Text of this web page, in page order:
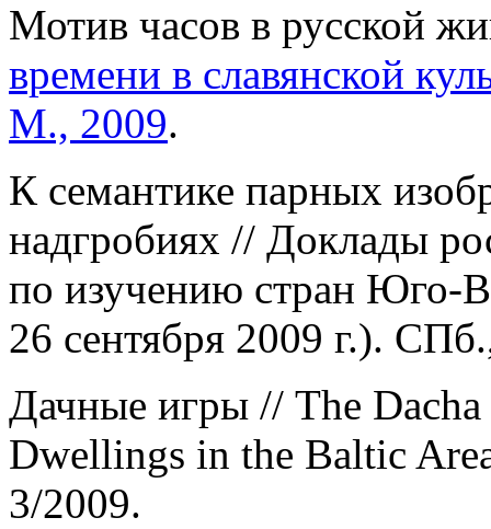
Мотив часов в русской
времени в славянской
М., 2009.
К семантике парных
надгробиях // Доклады
по изучению стран Юго-
26 сентября 2009 г.).
Дачные игры // The
Dwellings in the Baltic
3/2009.